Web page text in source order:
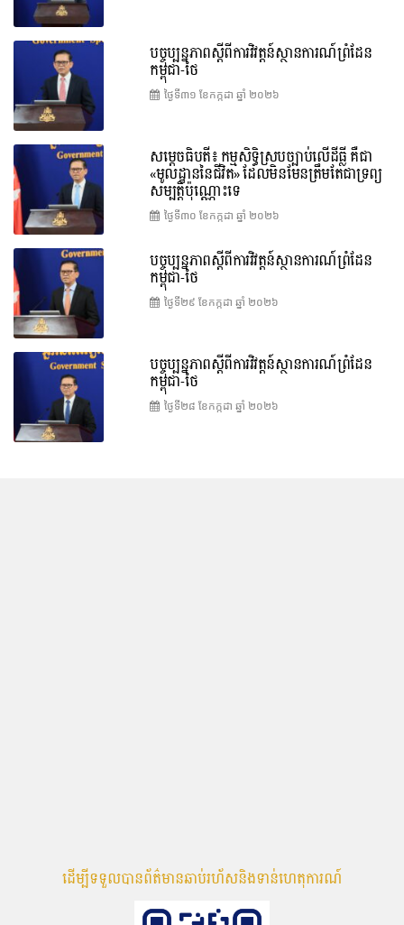
បច្ចុប្បន្នភាពស្ដីពីការវិវត្តន៍ស្ថានការណ៍ព្រំដែន
កម្ពុជា-ថៃ
ថ្ងៃទី៣១ ខែ​កក្កដា ឆ្នាំ ២០២៦
សម្តេចធិបតី៖ កម្មសិទ្ធិស្របច្បាប់លើដីធ្លី គឺជា
«មូលដ្ឋាននៃជីវិត» ដែលមិនមែនត្រឹមតែជាទ្រព្យ
សម្បត្តិប៉ុណ្ណោះទេ
ថ្ងៃទី៣០ ខែ​កក្កដា ឆ្នាំ ២០២៦
បច្ចុប្បន្នភាពស្ដីពីការវិវត្តន៍ស្ថានការណ៍ព្រំដែន
កម្ពុជា-ថៃ
ថ្ងៃទី២៩ ខែ​កក្កដា ឆ្នាំ ២០២៦
បច្ចុប្បន្នភាពស្ដីពីការវិវត្តន៍ស្ថានការណ៍ព្រំដែន
កម្ពុជា-ថៃ
ថ្ងៃទី២៨ ខែ​កក្កដា ឆ្នាំ ២០២៦
ដើម្បីទទួលបានព័ត៌មានឆាប់រហ័សនិងទាន់ហេតុការណ៍